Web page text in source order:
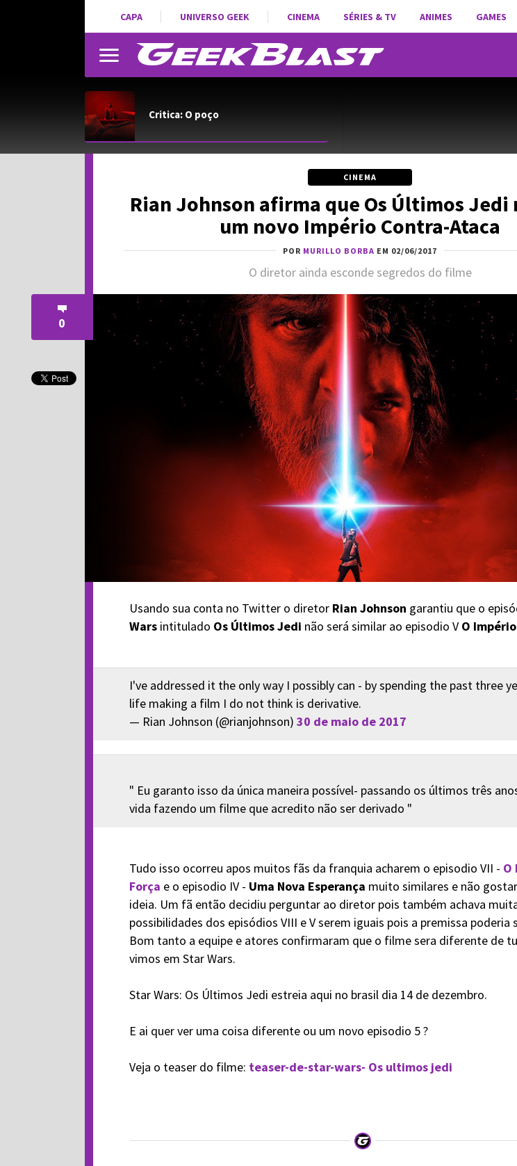
CAPA UNIVERSO GEEK CINEMA SÉRIES & TV ANIMES GAMES
Critica: O poço
CINEMA
Rian Johnson afirma que Os Últimos Jedi
um novo Império Contra-Ataca
POR MURILLO BORBA EM 02/06/2017
O diretor ainda esconde segredos do filme
Usando sua conta no Twitter o diretor Rian Johnson garantiu que o
Warsintitulado Os Últimos Jedi não será similar ao episodio VO
I've addressed it the only way I possibly can - by spending the past three
life making a film I do not think is derivative.
— Rian Johnson (@rianjohnson) 30 de maio de 2017
" Eu garanto isso da única maneira possível- passando os últimos três
vida fazendo um filme que acredito não ser derivado "
Tudo isso ocorreu apos muitos fãs da franquia acharem o episodio VII - O
Força e o episodio IV - Uma Nova Esperança muito similares e não
ideia. Um fã então decidiu perguntar ao diretor pois também achava
possibilidades dos episódios VIII e V serem iguais pois a premissa poderia
Bom tanto a equipe e atores confirmaram que o filme sera diferente de
vimos em Star Wars.
Star Wars: Os Últimos Jedi estreia aqui no brasil dia 14 de dezembro.
E ai quer ver uma coisa diferente ou um novo episodio 5 ?
Veja o teaser do filme: teaser-de-star-wars- Os ultimos jedi
0